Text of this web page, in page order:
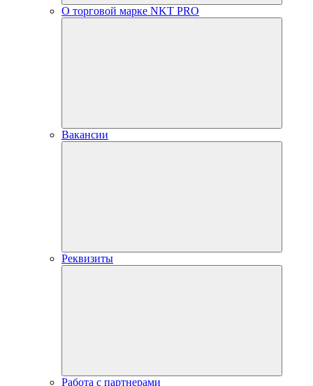
О торговой марке NKT PRO
Вакансии
Реквизиты
Работа с партнерами